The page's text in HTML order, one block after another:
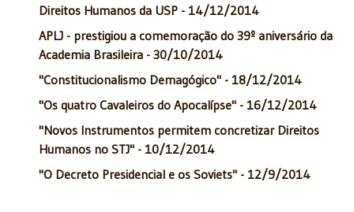
Direitos Humanos da USP - 14/12/2014
APLJ - prestigiou a comemoração do 39º aniversário da
Academia Brasileira - 30/10/2014
"Constitucionalismo Demagógico" - 18/12/2014
"Os quatro Cavaleiros do Apocalípse" - 16/12/2014
"Novos Instrumentos permitem concretizar Direitos
Humanos no STJ" - 10/12/2014
"O Decreto Presidencial e os Soviets" - 12/9/2014